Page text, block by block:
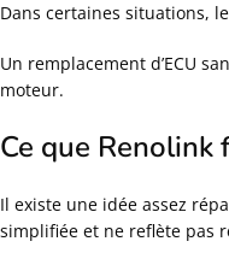
Dans certaines situations,
Un remplacement d’ECU
moteur.
Ce que
Il existe une idée assez
simplifiée et ne reflète pas